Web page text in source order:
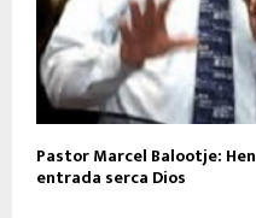
Pastor Marcel Balootje:
entrada serca Dios